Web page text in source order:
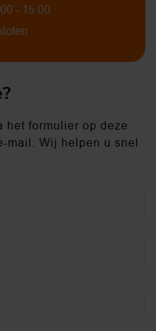
- 15.00
het formulier op deze
mail. Wij helpen u snel